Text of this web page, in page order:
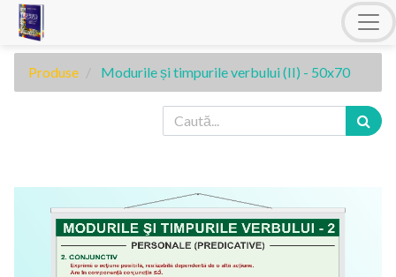
Produse Modurile și timpurile verbului (II) - 50x70